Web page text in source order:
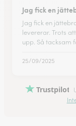
Jag fick en
Jag fick en
levererar. Trots
upp. Så tacksam
25/09/2025
Trustpilot